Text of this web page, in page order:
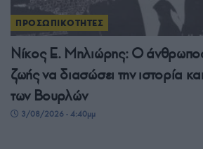
ΠΡΟΣΩΠΙΚΟΤΗΤΕΣ
Νίκος Ε. Μηλιώρης: Ο
ζωής να διασώσει την ιστορία
των Βουρλών
3/08/2026 - 4:40μμ